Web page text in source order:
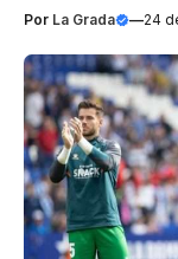
Por La Grada —24